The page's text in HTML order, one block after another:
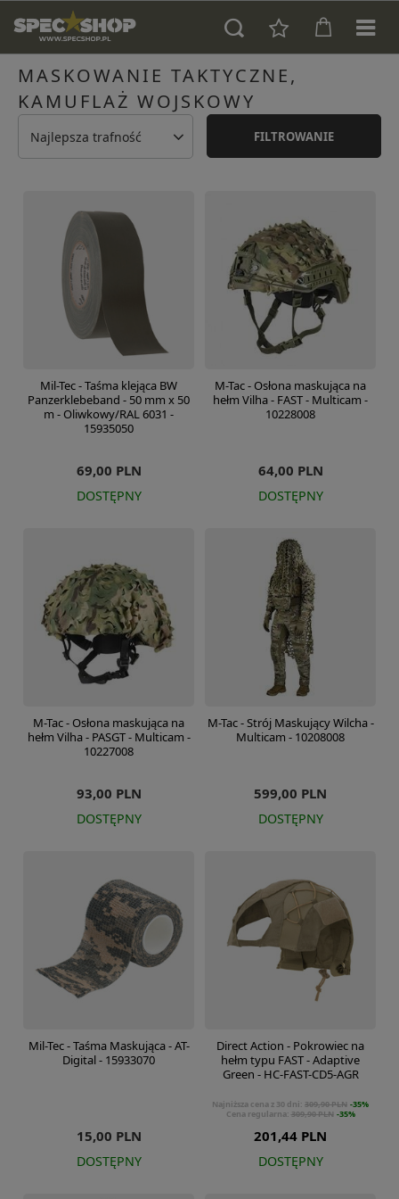
MASKOWANIE TAKTYCZNE,
KAMUFLAŻ WOJSKOWY
Najlepsza trafność FILTROWANIE
Mil-Tec - Taśma klejąca BW
Panzerklebeband - 50 mm x 50
m - Oliwkowy/RAL 6031 -
15935050
69,00 PLN
DOSTĘPNY
M-Tac - Osłona maskująca na
hełm Vilha - FAST - Multicam -
10228008
64,00 PLN
DOSTĘPNY
M-Tac - Osłona maskująca na
hełm Vilha - PASGT - Multicam -
10227008
93,00 PLN
DOSTĘPNY
M-Tac - Strój Maskujący Wilcha -
Multicam - 10208008
599,00 PLN
DOSTĘPNY
Mil-Tec - Taśma Maskująca - AT-
Digital - 15933070
15,00 PLN
DOSTĘPNY
Direct Action - Pokrowiec na
hełm typu FAST - Adaptive
Green - HC-FAST-CD5-AGR
201,44 PLN
Najniższa cena z 30 dni: 309,90 PLN -35%
Cena regularna: 309,90 PLN -35%
DOSTĘPNY